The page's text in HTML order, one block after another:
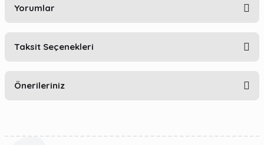
Yorumlar
Taksit Seçenekleri
Önerileriniz